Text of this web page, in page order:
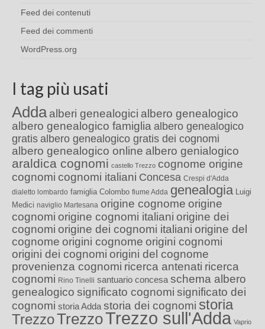
Feed dei contenuti
Feed dei commenti
WordPress.org
I tag più usati
Adda alberi genealogici albero genealogico
albero genealogico famiglia albero genealogico
gratis albero genealogico gratis dei cognomi
albero genealogico online albero genialogico
araldica cognomi castello Trezzo cognome origine
cognomi cognomi italiani Concesa Crespi d'Adda
dialetto lombardo famiglia Colombo fiume Adda genealogia Luigi
Medici naviglio Martesana origine cognome origine
cognomi origine cognomi italiani origine dei
cognomi origine dei cognomi italiani origine del
cognome origini cognome origini cognomi
origini dei cognomi origini del cognome
provenienza cognomi ricerca antenati ricerca
cognomi Rino Tinelli santuario concesa schema albero
genealogico significato cognomi significato dei
cognomi storia Adda storia dei cognomi storia
TrezzoTrezzoTrezzo sull'Adda Vaprio